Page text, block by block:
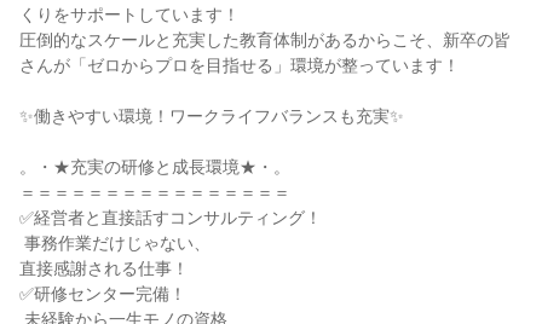
くりをサポートしています！
圧倒的なスケールと充実した教育体制があるからこそ、新卒の皆
さんが「ゼロからプロを目指せる」環境が整っています！
✨働きやすい環境！ワークライフバランスも充実✨
。・★充実の研修と成長環境★・。
＝＝＝＝＝＝＝＝＝＝＝＝＝＝＝＝
✅経営者と直接話すコンサルティング！
直接感謝される仕事！
✅研修センター完備！